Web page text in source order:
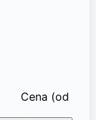
Cena (od